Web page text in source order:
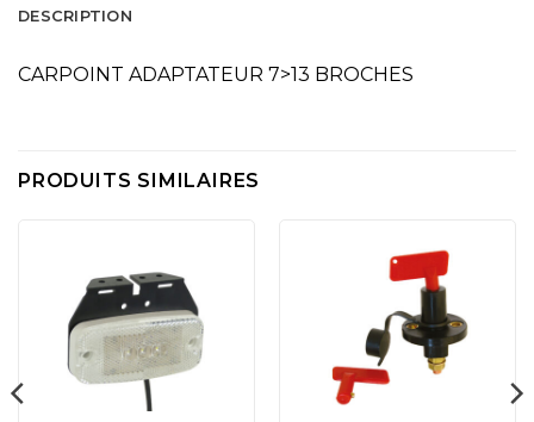
DESCRIPTION
CARPOINT ADAPTATEUR 7>13 BROCHES
PRODUITS SIMILAIRES